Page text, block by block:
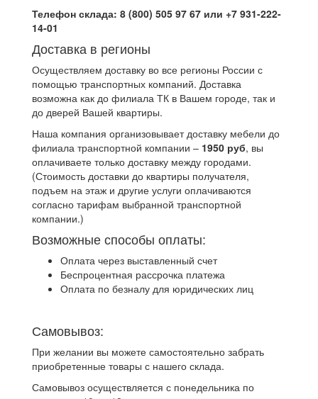
Телефон склада: 8 (800) 505 97 67 или +7 931-222-
14-01
Доставка в регионы
Осуществляем доставку во все регионы России с
помощью транспортных компаний. Доставка
возможна как до филиала ТК в Вашем городе, так и
до дверей Вашей квартиры.
Наша компания организовывает доставку мебели до
филиала транспортной компании – 1950 руб, вы
оплачиваете только доставку между городами.
(Стоимость доставки до квартиры получателя,
подъем на этаж и другие услуги оплачиваются
согласно тарифам выбранной транспортной
компании.)
Возможные способы оплаты:
Оплата через выставленный счет
Беспроцентная рассрочка платежа
Оплата по безналу для юридических лиц
Самовывоз:
При желании вы можете самостоятельно забрать
приобретенные товары с нашего склада.
Самовывоз осуществляется с понедельника по